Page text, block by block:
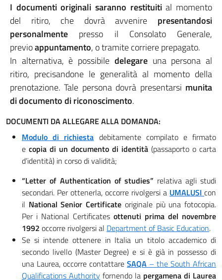
I documenti originali saranno restituitial momento
del ritiro, che dovrà avvenire presentandosi
personalmente presso il Consolato Generale,
previoappuntamento, o tramite corriere prepagato.
In alternativa, è possibile delegareuna persona al
ritiro, precisandone le generalità al momento della
prenotazione. Tale persona dovrà presentarsi munita
di documento di riconoscimento.
DOCUMENTI DA ALLEGARE ALLA DOMANDA:
Modulo di richiesta debitamente compilato e firmato
e copia di un documento di identità (passaporto o carta
d’identità) in corso di validità;
“Letter of Authentication of studies” relativa agli studi
secondari. Per ottenerla, occorre rivolgersi a UMALUSI con
il National Senior Certificate originale più una fotocopia.
Per i National Certificates ottenuti prima del novembre
1992 occorre rivolgersi al Department of Basic Education.
Se si intende ottenere in Italia un titolo accademico di
secondo livello (Master Degree) e si è già in possesso di
una Laurea, occorre contattare SAQA – the South African
Qualifications Authority fornendo la pergamena di Laurea